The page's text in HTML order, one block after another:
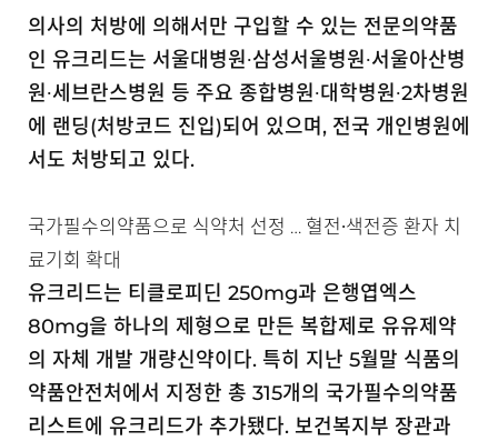
의사의 처방에 의해서만 구입할 수 있는 전문의약품
인 유크리드는 서울대병원∙삼성서울병원∙서울아산병
원∙세브란스병원 등 주요 종합병원∙대학병원∙2차병원
에 랜딩(처방코드 진입)되어 있으며, 전국 개인병원에
서도 처방되고 있다.
국가필수의약품으로 식약처 선정 … 혈전∙색전증 환자 치
료기회 확대
유크리드는 티클로피딘 250mg과 은행엽엑스
80mg을 하나의 제형으로 만든 복합제로 유유제약
의 자체 개발 개량신약이다. 특히 지난 5월말 식품의
약품안전처에서 지정한 총 315개의 국가필수의약품
리스트에 유크리드가 추가됐다. 보건복지부 장관과